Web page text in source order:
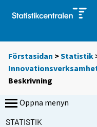
Förstasidan >Statistik
Beskrivning
Öppna menyn
STATISTIK